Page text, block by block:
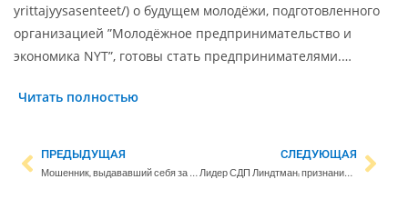
yrittajyysasenteet/) о будущем молодёжи, подготовленного
организацией ”Молодёжное предпринимательство и
экономика NYT”, готовы стать предпринимателями.…
Читать полностью
ПРЕДЫДУЩАЯ
Мошенник, выдававший себя за журналиста Yle, шантажировал Киммо с помощью интимных фото
СЛЕДУЮЩАЯ
Лидер СДП Линдтман: признание Палестины является необходимой частью мирного процесса